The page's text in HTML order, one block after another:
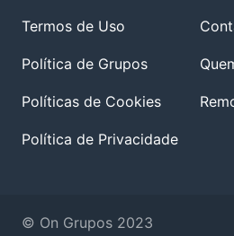
Termos de Uso
Política de Grupos
Políticas de Cookies
Política de Privacidade
© On Grupos 2023